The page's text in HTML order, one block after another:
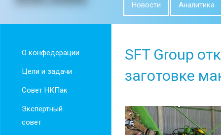
Новости Аналитика
О конфедерации
Цели и задачи
Совет НКПак
Экспертный
совет
SFT Group
заготовке